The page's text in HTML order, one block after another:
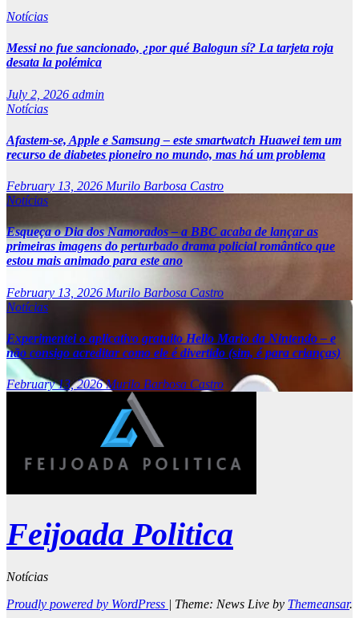
Notícias
Messi no fue sancionado, ¿por qué Balogun sí? La tarjeta roja
desata la polémica
July 2, 2026 admin
Notícias
Afastem-se, Apple e Samsung – este smartwatch Huawei tem um
recurso de diabetes pioneiro no mundo, mas há um problema
February 13, 2026 Murilo Barbosa Castro
Notícias
Esqueça o Dia dos Namorados – a BBC acaba de lançar as
primeiras imagens do perturbado drama policial romântico que
estou mais animado para este ano
February 13, 2026 Murilo Barbosa Castro
Notícias
Experimentei o aplicativo gratuito Hello Mario da Nintendo – e
não consigo acreditar como ele é divertido (sim, é para crianças)
February 13, 2026Murilo Barbosa Castro
Feijoada Politica
Notícias
Proudly powered by WordPress | Theme: News Live by Themeansar.